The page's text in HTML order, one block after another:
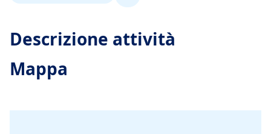
Descrizione attività
Mappa